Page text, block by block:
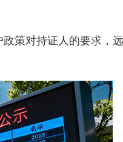
策对持证人的要求，